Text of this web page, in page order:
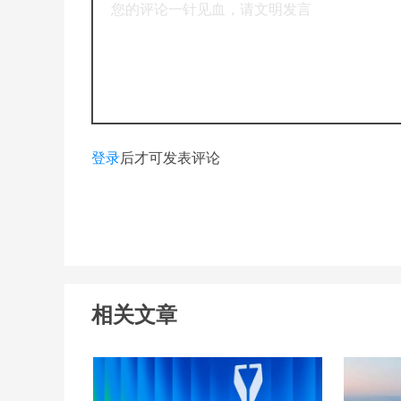
登录后才可发表评论
相关文章